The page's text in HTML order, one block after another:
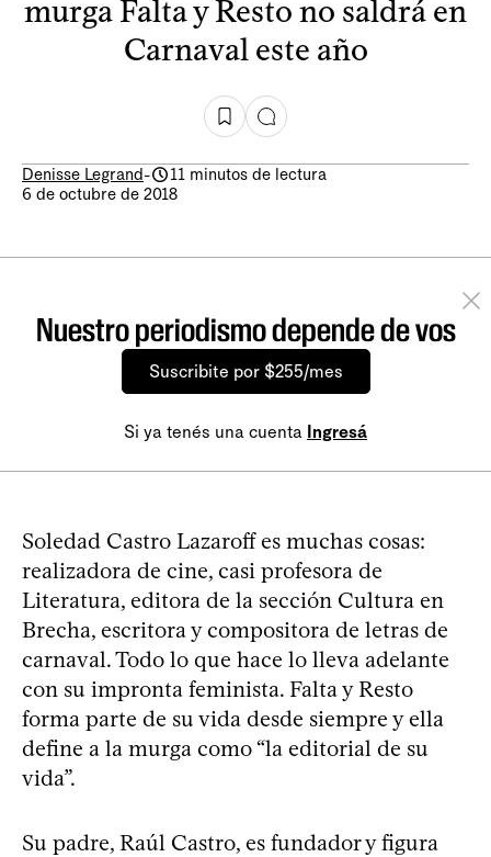
murga Falta y Resto no saldrá en
Carnaval este año
Denisse Legrand-
11 minutos de lectura
6 de octubre de 2018
Nuestro periodismo depende de vos
Suscribite por $255/mes
Si ya tenés una cuenta Ingresá
Soledad Castro Lazaroff es muchas cosas:
realizadora de cine, casi profesora de
Literatura, editora de la sección Cultura en
Brecha, escritora y compositora de letras de
carnaval. Todo lo que hace lo lleva adelante
con su impronta feminista. Falta y Resto
forma parte de su vida desde siempre y ella
define a la murga como “la editorial de su
vida”.
Su padre, Raúl Castro, es fundador y figura